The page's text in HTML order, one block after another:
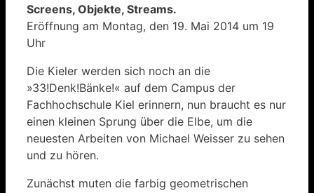
Screens, Objekte, Streams.
Eröffnung am Montag, den 19. Mai 2014 um 19
Uhr
Die Kieler werden sich noch an die
»33!Denk!Bänke!« auf dem Campus der
Fachhochschule Kiel erinnern, nun braucht es nur
einen kleinen Sprung über die Elbe, um die
neuesten Arbeiten von Michael Weisser zu sehen
und zu hören.
Zunächst muten die farbig geometrischen